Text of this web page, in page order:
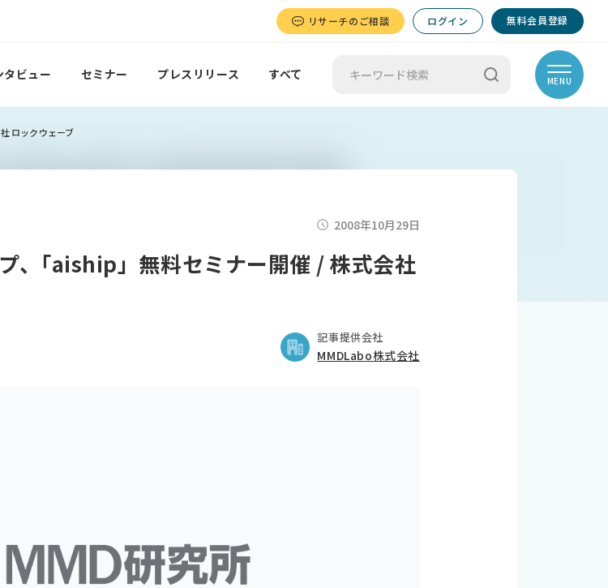
リサーチのご相談 ログイン 無料会員登録
タビュー セミナー プレスリリース すべて MENU
ロックウェーブ
2008年10月29日
、｢aiship」無料セミナー開催 / 株式会社
記事提供会社
MMDLabo株式会社